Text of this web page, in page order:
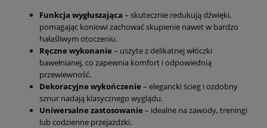
Funkcja wygłuszająca – skutecznie redukują dźwięki,
pomagając koniowi zachować skupienie nawet w bardzo
hałaśliwym otoczeniu.
Ręczne wykonanie – uszyte z delikatnej włóczki
bawełnianej, co zapewnia komfort i odpowiednią
przewiewność.
Dekoracyjne wykończenie – elegancki ścieg i ozdobny
sznur nadają klasycznego wyglądu.
Uniwersalne zastosowanie – idealne na zawody, treningi
lub codzienne przejażdżki.